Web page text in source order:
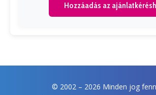
Hozzáadás az
© 2002 – 2026 Minden jog